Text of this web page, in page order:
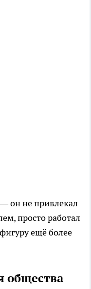
он не привлекал
просто работал
ещё более
общества